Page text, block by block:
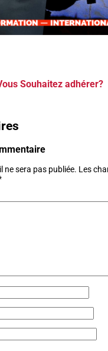
Souhaitez adhérer?
ne sera pas publiée. Les